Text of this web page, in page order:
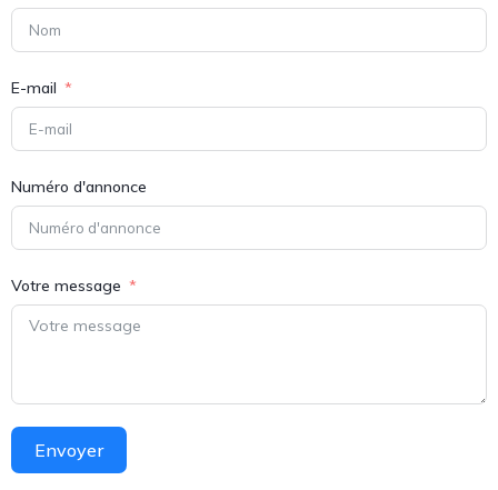
E-mail
Numéro d'annonce
Votre message
Envoyer